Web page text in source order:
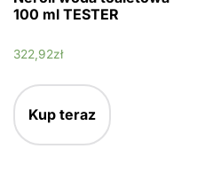
100 ml TESTER
322,92zł
Kup teraz